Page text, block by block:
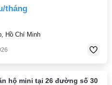
tháng
Hồ Chí Minh
hộ mini tại 26 đường số 30